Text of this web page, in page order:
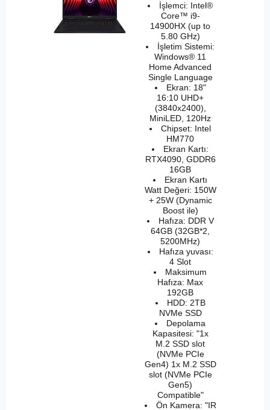
İşlemci: Intel®
Core™ i9-
14900HX (up to
5.80 GHz)
İşletim Sistemi:
Windows® 11
Home Advanced
Single Language
Ekran: 18"
16:10 UHD+
(3840x2400),
MiniLED, 120Hz
Chipset: Intel
HM770
Ekran Kartı:
RTX4090, GDDR6
16GB
Ekran Kartı
Watt Değeri: 150W
+ 25W (Dynamic
Boost ile)
Hafıza: DDR V
64GB (32GB*2,
5200MHz)
Hafıza yuvası:
4 Slot
Maksimum
Hafıza: Max
192GB
HDD: 2TB
NVMe SSD
Depolama
Kapasitesi: "1x
M.2 SSD slot
(NVMe PCIe
Gen4) 1x M.2 SSD
slot (NVMe PCIe
Gen5)
Compatible"
Ön Kamera: "IR